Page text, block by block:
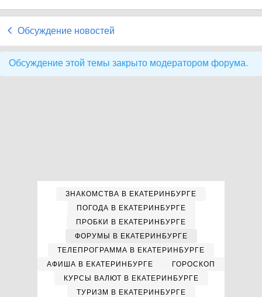
Обсуждение новостей
Обсуждение этой темы закрыто модератором форума.
ЗНАКОМСТВА В ЕКАТЕРИНБУРГЕ
ПОГОДА В ЕКАТЕРИНБУРГЕ
ПРОБКИ В ЕКАТЕРИНБУРГЕ
ФОРУМЫ В ЕКАТЕРИНБУРГЕ
ТЕЛЕПРОГРАММА В ЕКАТЕРИНБУРГЕ
АФИША В ЕКАТЕРИНБУРГЕ
ГОРОСКОП
КУРСЫ ВАЛЮТ В ЕКАТЕРИНБУРГЕ
ТУРИЗМ В ЕКАТЕРИНБУРГЕ